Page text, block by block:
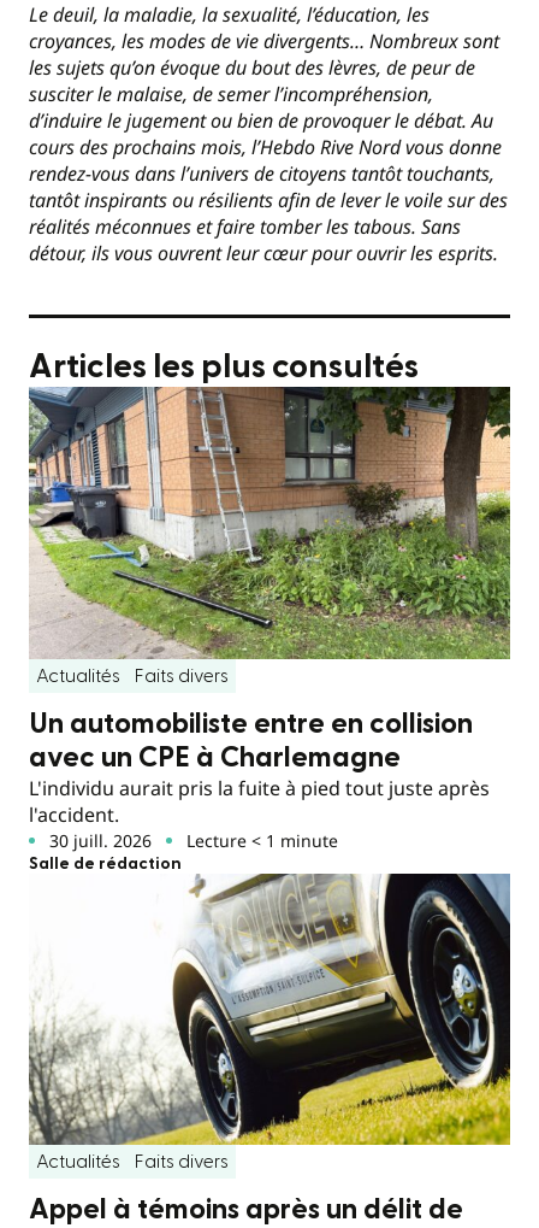
Le deuil, la maladie, la sexualité, l’éducation, les
croyances, les modes de vie divergents… Nombreux sont
les sujets qu’on évoque du bout des lèvres, de peur de
susciter le malaise, de semer l’incompréhension,
d’induire le jugement ou bien de provoquer le débat. Au
cours des prochains mois, l’Hebdo Rive Nord vous donne
rendez-vous dans l’univers de citoyens tantôt touchants,
tantôt inspirants ou résilients afin de lever le voile sur des
réalités méconnues et faire tomber les tabous. Sans
détour, ils vous ouvrent leur cœur pour ouvrir les esprits.
Articles les plus consultés
Actualités Faits divers
Un automobiliste entre en collision
avec un CPE à Charlemagne
L'individu aurait pris la fuite à pied tout juste après
l'accident.
30 juill. 2026 Lecture < 1 minute
Salle de rédaction
Actualités Faits divers
Appel à témoins après un délit de